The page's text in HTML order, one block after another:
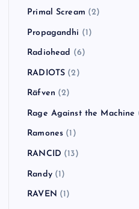
Primal Scream (2)
Propagandhi (1)
Radiohead (6)
RADIOTS (2)
Räfven (2)
Rage Against the Machine
Ramones (1)
RANCID (13)
Randy(1)
RAVEN (1)